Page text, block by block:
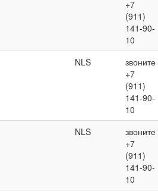
+7
(911)
141-90-
10
NLS
звоните
+7
(911)
141-90-
10
NLS
звоните
+7
(911)
141-90-
10